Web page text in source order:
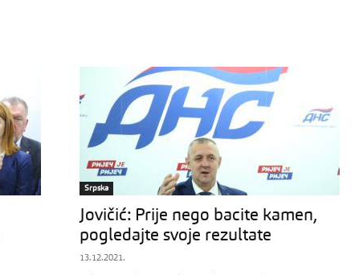
Srpska
Jovičić: Prije nego bacite kamen,
pogledajte svoje rezultate
13.12.2021.